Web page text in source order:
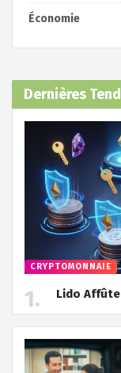
Économie
Dernières
CRYPTOMONNAIE
Lido